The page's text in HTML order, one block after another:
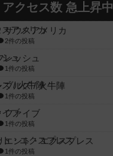
アクセス数 急上昇中
サウスアメリカ
2件の投稿
レッシュ
1件の投稿
ブルズ / 火牛陣
1件の投稿
ファイブ
1件の投稿
エント・エクスプレス
1件の投稿